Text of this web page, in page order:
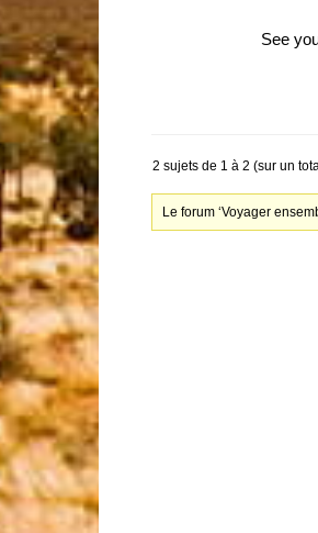
See
2 sujets de 1 à 2 (sur un
Le forum ‘Voyager